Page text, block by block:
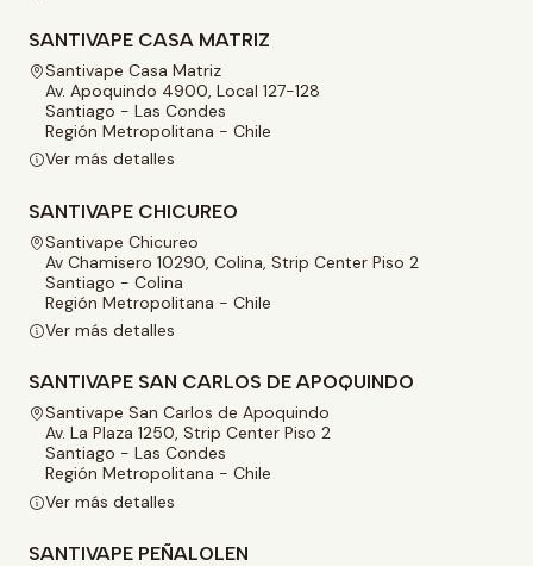
SANTIVAPE CASA MATRIZ
Santivape Casa Matriz
Av. Apoquindo 4900, Local 127-128
Santiago - Las Condes
Región Metropolitana - Chile
Ver más detalles
SANTIVAPE CHICUREO
Santivape Chicureo
Av Chamisero 10290, Colina, Strip Center Piso 2
Santiago - Colina
Región Metropolitana - Chile
Ver más detalles
SANTIVAPE SAN CARLOS DE APOQUINDO
Santivape San Carlos de Apoquindo
Av. La Plaza 1250, Strip Center Piso 2
Santiago - Las Condes
Región Metropolitana - Chile
Ver más detalles
SANTIVAPE PEÑALOLEN